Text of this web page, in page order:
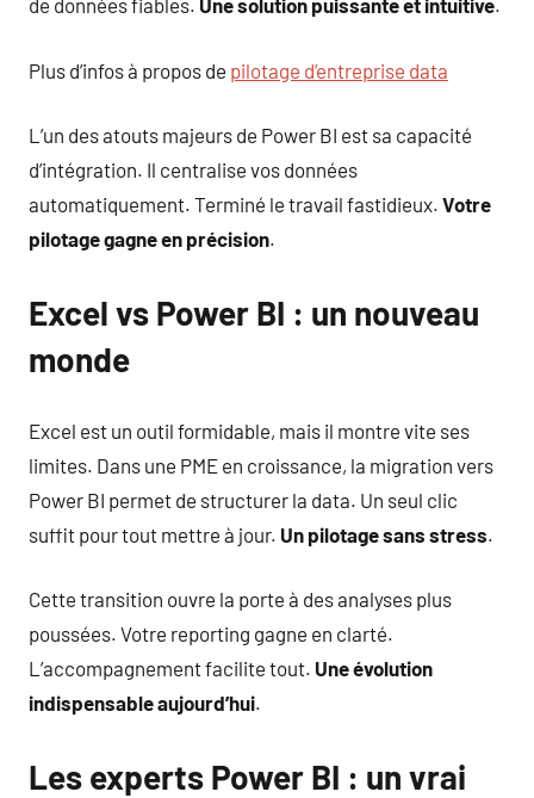
de données fiables. Une solution puissante et intuitive.
Plus d’infos à propos de pilotage d’entreprise data
L’un des atouts majeurs de Power BI est sa capacité
d’intégration. Il centralise vos données
automatiquement. Terminé le travail fastidieux. Votre
pilotage gagne en précision.
Excel vs Power BI : un nouveau
monde
Excel est un outil formidable, mais il montre vite ses
limites. Dans une PME en croissance, la migration vers
Power BI permet de structurer la data. Un seul clic
suffit pour tout mettre à jour. Un pilotage sans stress.
Cette transition ouvre la porte à des analyses plus
poussées. Votre reporting gagne en clarté.
L’accompagnement facilite tout. Une évolution
indispensable aujourd’hui.
Les experts Power BI : un vrai